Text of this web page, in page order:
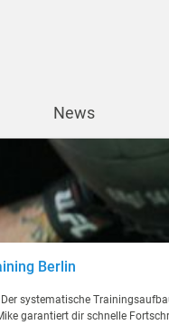
News
Berlin
systematische
garantiert dir schnelle